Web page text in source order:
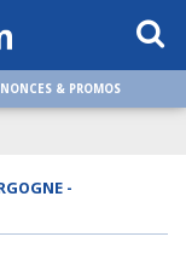
& PROMOS
-